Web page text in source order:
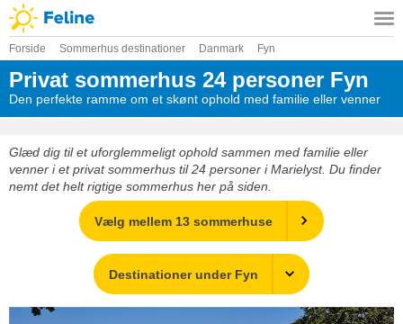
Forside Sommerhus destinationer Danmark Fyn
Privat sommerhus 24 personer Fyn
Den perfekte ramme om et skønt ophold med familie eller venner
Glæd dig til et uforglemmeligt ophold sammen med familie eller
venner i et privat sommerhus til 24 personer i Marielyst. Du finder
nemt det helt rigtige sommerhus her på siden.
Vælg mellem 13 sommerhuse
Destinationer under Fyn